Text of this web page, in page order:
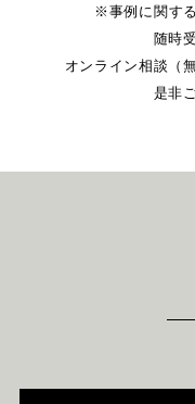
※事例に関す
随時
オンライン相談（
是非